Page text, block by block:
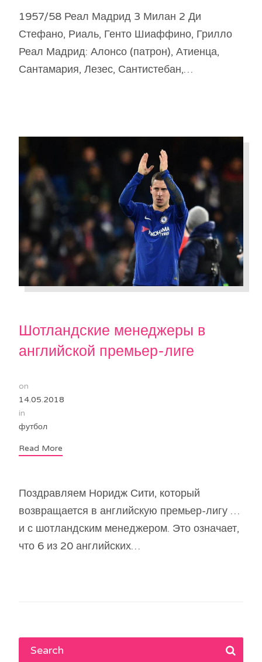
1957/58 Реал Мадрид 3 Милан 2 Ди
Стефано, Риаль, Генто Шиаффино, Грилло
Реал Мадрид: Алонсо (патрон), Атиенца,
Сантамария, Лезес, Сантистебан,…
Шотландские менеджеры в
английской премьер-лиге
on
14.05.2018
in
футбол
Read More
Поздравляем Норидж Сити, который
возвращается в английскую премьер-лигу …
и с шотландским менеджером. Это означает,
что 6 из 20 английских…